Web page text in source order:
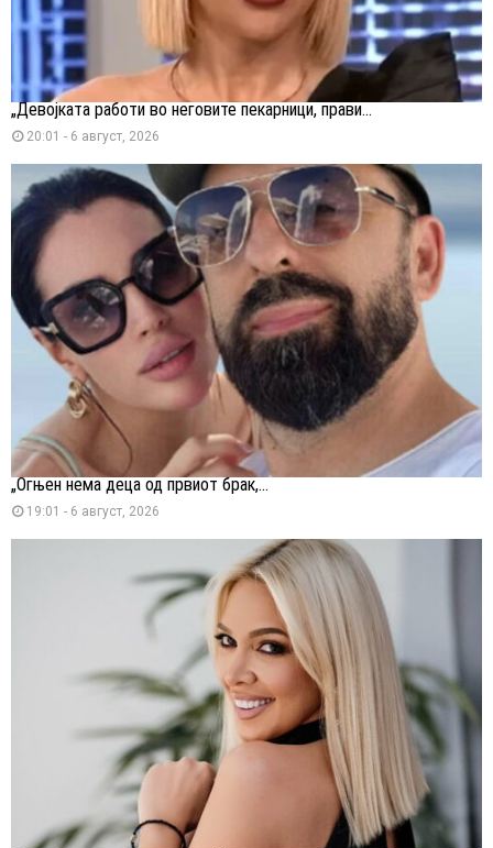
„Девојката работи во неговите пекарници, прави...
20:01 - 6 август, 2026
„Огњен нема деца од првиот брак,...
19:01 - 6 август, 2026